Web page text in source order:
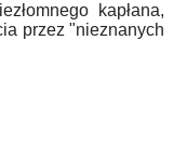
kapłana,
przez "nieznanych